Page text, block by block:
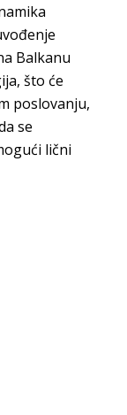
Balkanu
što će
poslovanju,
se
lični